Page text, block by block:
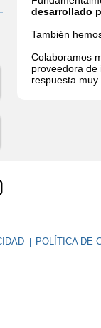
desarrollado
También
Colaboramos
proveedora de
respuesta muy
POLÍTICA DE